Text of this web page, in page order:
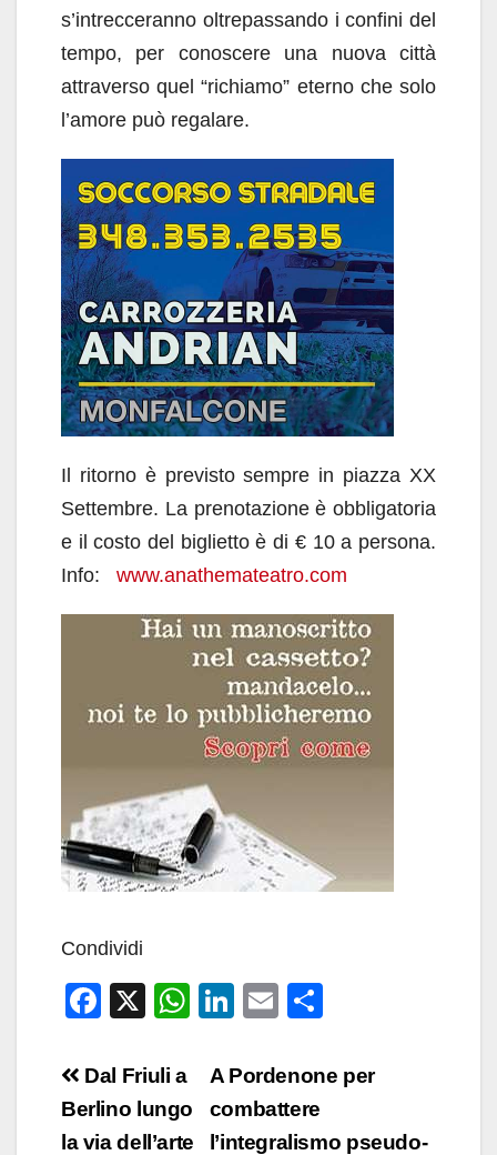
s’intrecceranno oltrepassando i confini del
tempo, per conoscere una nuova città
attraverso quel “richiamo” eterno che solo
l’amore può regalare.
Il ritorno è previsto sempre in piazza XX
Settembre. La prenotazione è obbligatoria
e il costo del biglietto è di € 10 a persona.
Info: www.anathemateatro.com
Condividi
F
c
e
b
X
W
at
s
A
Li
k
e
dI
E
ail n
vi
Navigazione
articoli
A Pordenone per
combattere
l’integralismo pseudo-
Dal Friuli a
Berlino lungo
la via dell’arte